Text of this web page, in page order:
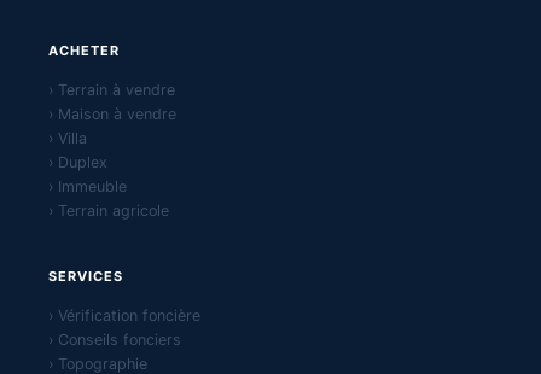
ACHETER
› Terrain à vendre
› Maison à vendre
› Villa
› Duplex
› Immeuble
› Terrain agricole
SERVICES
› Vérification foncière
› Conseils fonciers
› Topographie